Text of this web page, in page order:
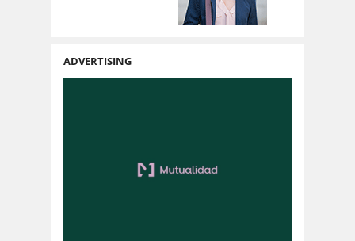
ADVERTISING